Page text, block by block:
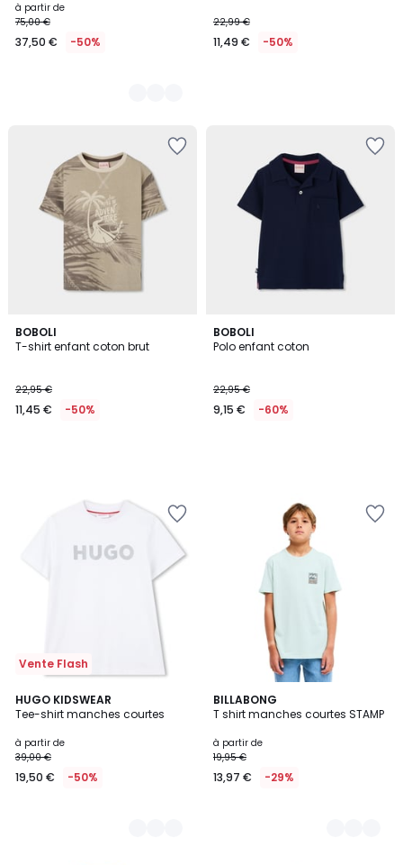
à partir de
75,00 €
37,50 € -50%
22,99 €
11,49 € -50%
BOBOLI
T-shirt enfant coton brut
22,95 €
11,45 € -50%
BOBOLI
Polo enfant coton
22,95 €
9,15 € -60%
Vente Flash
HUGO KIDSWEAR
Tee-shirt manches courtes
à partir de
39,00 €
19,50 € -50%
3
Couleurs
BILLABONG
T shirt manches courtes STAMP
à partir de
19,95 €
13,97 € -29%
4
Couleurs